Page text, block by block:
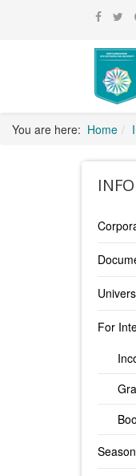
You are here: Home
For